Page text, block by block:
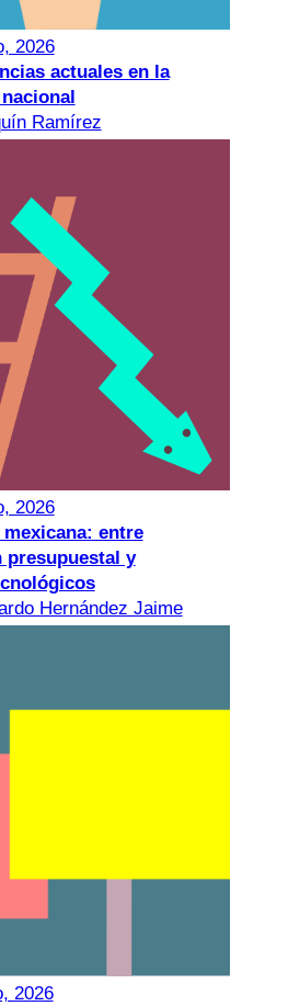
2026
actuales en la
al
Ramírez
2026
mexicana: entre
presupuestal y
Hernández Jaime
2026